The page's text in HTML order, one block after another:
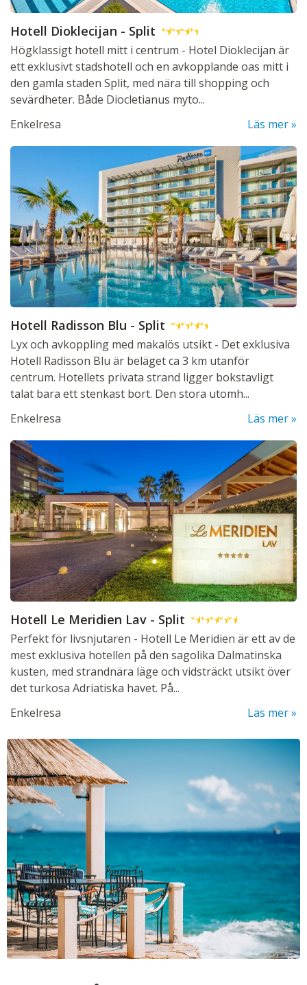
Hotell Dioklecijan - Split ★★★★
Högklassigt hotell mitt i centrum - Hotel Dioklecijan är
ett exklusivt stadshotell och en avkopplande oas mitt i
den gamla staden Split, med nära till shopping och
sevärdheter. Både Diocletianus myto...
Enkelresa
Läs mer
Hotell Radisson Blu - Split ★★★★
Lyx och avkoppling med makalös utsikt - Det exklusiva
Hotell Radisson Blu är beläget ca 3 km utanför
centrum. Hotellets privata strand ligger bokstavligt
talat bara ett stenkast bort. Den stora utomh...
Enkelresa
Läs mer
Hotell Le Meridien Lav - Split ★★★★★
Perfekt för livsnjutaren - Hotell Le Meridien är ett av de
mest exklusiva hotellen på den sagolika Dalmatinska
kusten, med strandnära läge och vidsträckt utsikt över
det turkosa Adriatiska havet. På...
Enkelresa
Läs mer